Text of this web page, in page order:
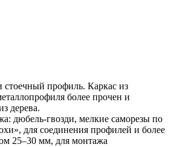
профиль. Каркас из
более прочен и
дерева.
дюбель-гвозди, мелкие саморезы по
для соединения профилей и более
25–30 мм, для монтажа